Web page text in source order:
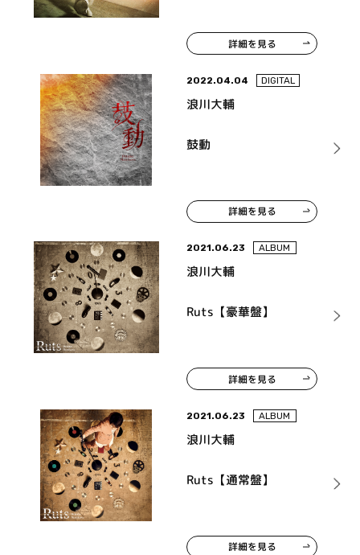
詳細を見る
2022.04.04 DIGITAL
浪川大輔
鼓動
詳細を見る
2021.06.23 ALBUM
浪川大輔
Ruts【豪華盤】
詳細を見る
2021.06.23 ALBUM
浪川大輔
Ruts【通常盤】
詳細を見る